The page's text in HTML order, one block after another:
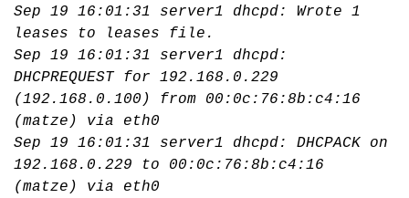
Sep 19 16:01:31 server1 dhcpd: Wrote 1
leases to leases file.
Sep 19 16:01:31 server1 dhcpd:
DHCPREQUEST for 192.168.0.229
(192.168.0.100) from 00:0c:76:8b:c4:16
(matze) via eth0
Sep 19 16:01:31 server1 dhcpd: DHCPACK on
192.168.0.229 to 00:0c:76:8b:c4:16
(matze) via eth0